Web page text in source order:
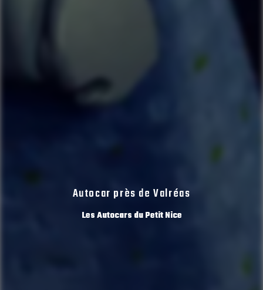
Autocar près de Valréas
Les Autocars du Petit Nice